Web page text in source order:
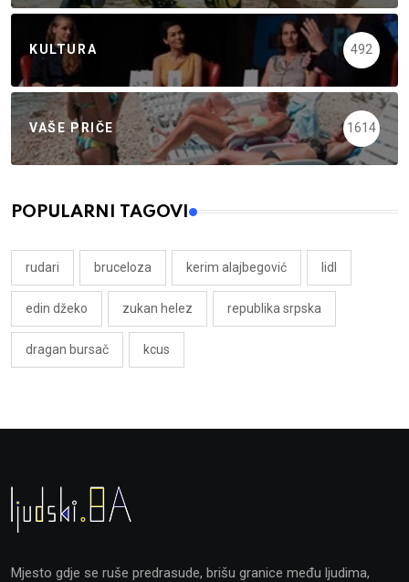
KULTURA 492
VAŠE PRIČE 1614
POPULARNI TAGOVI
rudari bruceloza kerim alajbegović lidl
edin džeko zukan helez republika srpska
dragan bursač kcus
Mjesto gdje se ruše predrasude, brišu granice među ljudima,